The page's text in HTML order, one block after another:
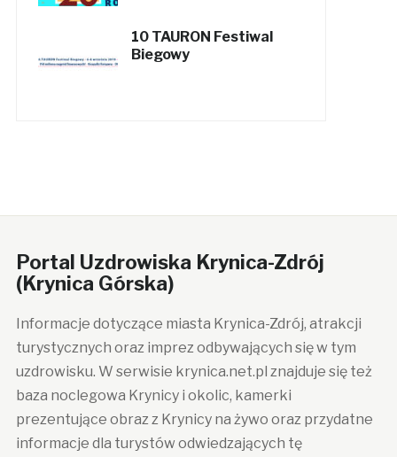
10 TAURON Festiwal
Biegowy
Portal Uzdrowiska Krynica-Zdrój
(Krynica Górska)
Informacje dotyczące miasta Krynica-Zdrój, atrakcji
turystycznych oraz imprez odbywających się w tym
uzdrowisku. W serwisie krynica.net.pl znajduje się też
baza noclegowa Krynicy i okolic, kamerki
prezentujące obraz z Krynicy na żywo oraz przydatne
informacje dla turystów odwiedzających tę